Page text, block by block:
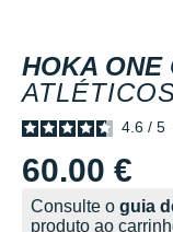
HOKA ONE
4.6 / 5
60.00 €
Consulte o guia
produto ao